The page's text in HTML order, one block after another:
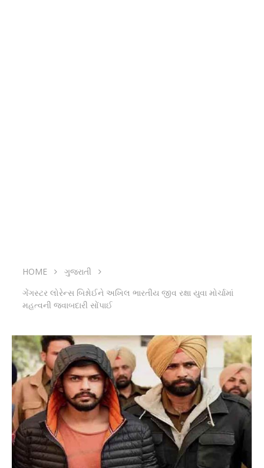
HOME
ગુજરાતી
ગેંગસ્ટર લોરેન્સ બિશ્નોઈને અખિલ ભારતીય જીવ રક્ષા યુવા મોર્ચામાં
મહત્વની જવાબદારી સોંપાઈ